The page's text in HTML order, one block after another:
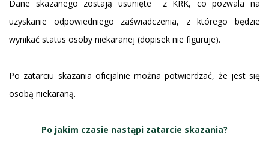
Dane skazanego zostają usunięte z KRK, co pozwala na
uzyskanie odpowiedniego zaświadczenia, z którego będzie
wynikać status osoby niekaranej (dopisek nie figuruje).
Po zatarciu skazania oficjalnie można potwierdzać, że jest się
osobą niekaraną.
Po jakim czasie nastąpi zatarcie skazania?